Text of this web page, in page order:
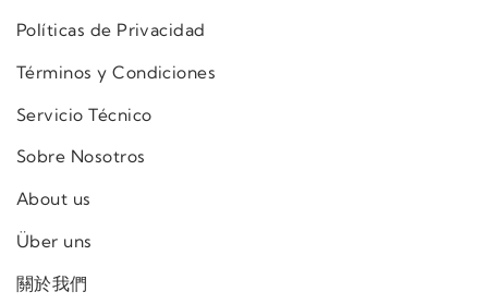
Políticas de Privacidad
Términos y Condiciones
Servicio Técnico
Sobre Nosotros
About us
Über uns
關於我們